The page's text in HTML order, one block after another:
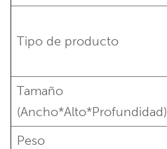
Tipo de producto
Tamaño
(Ancho*Alto*Profundidad)
Peso